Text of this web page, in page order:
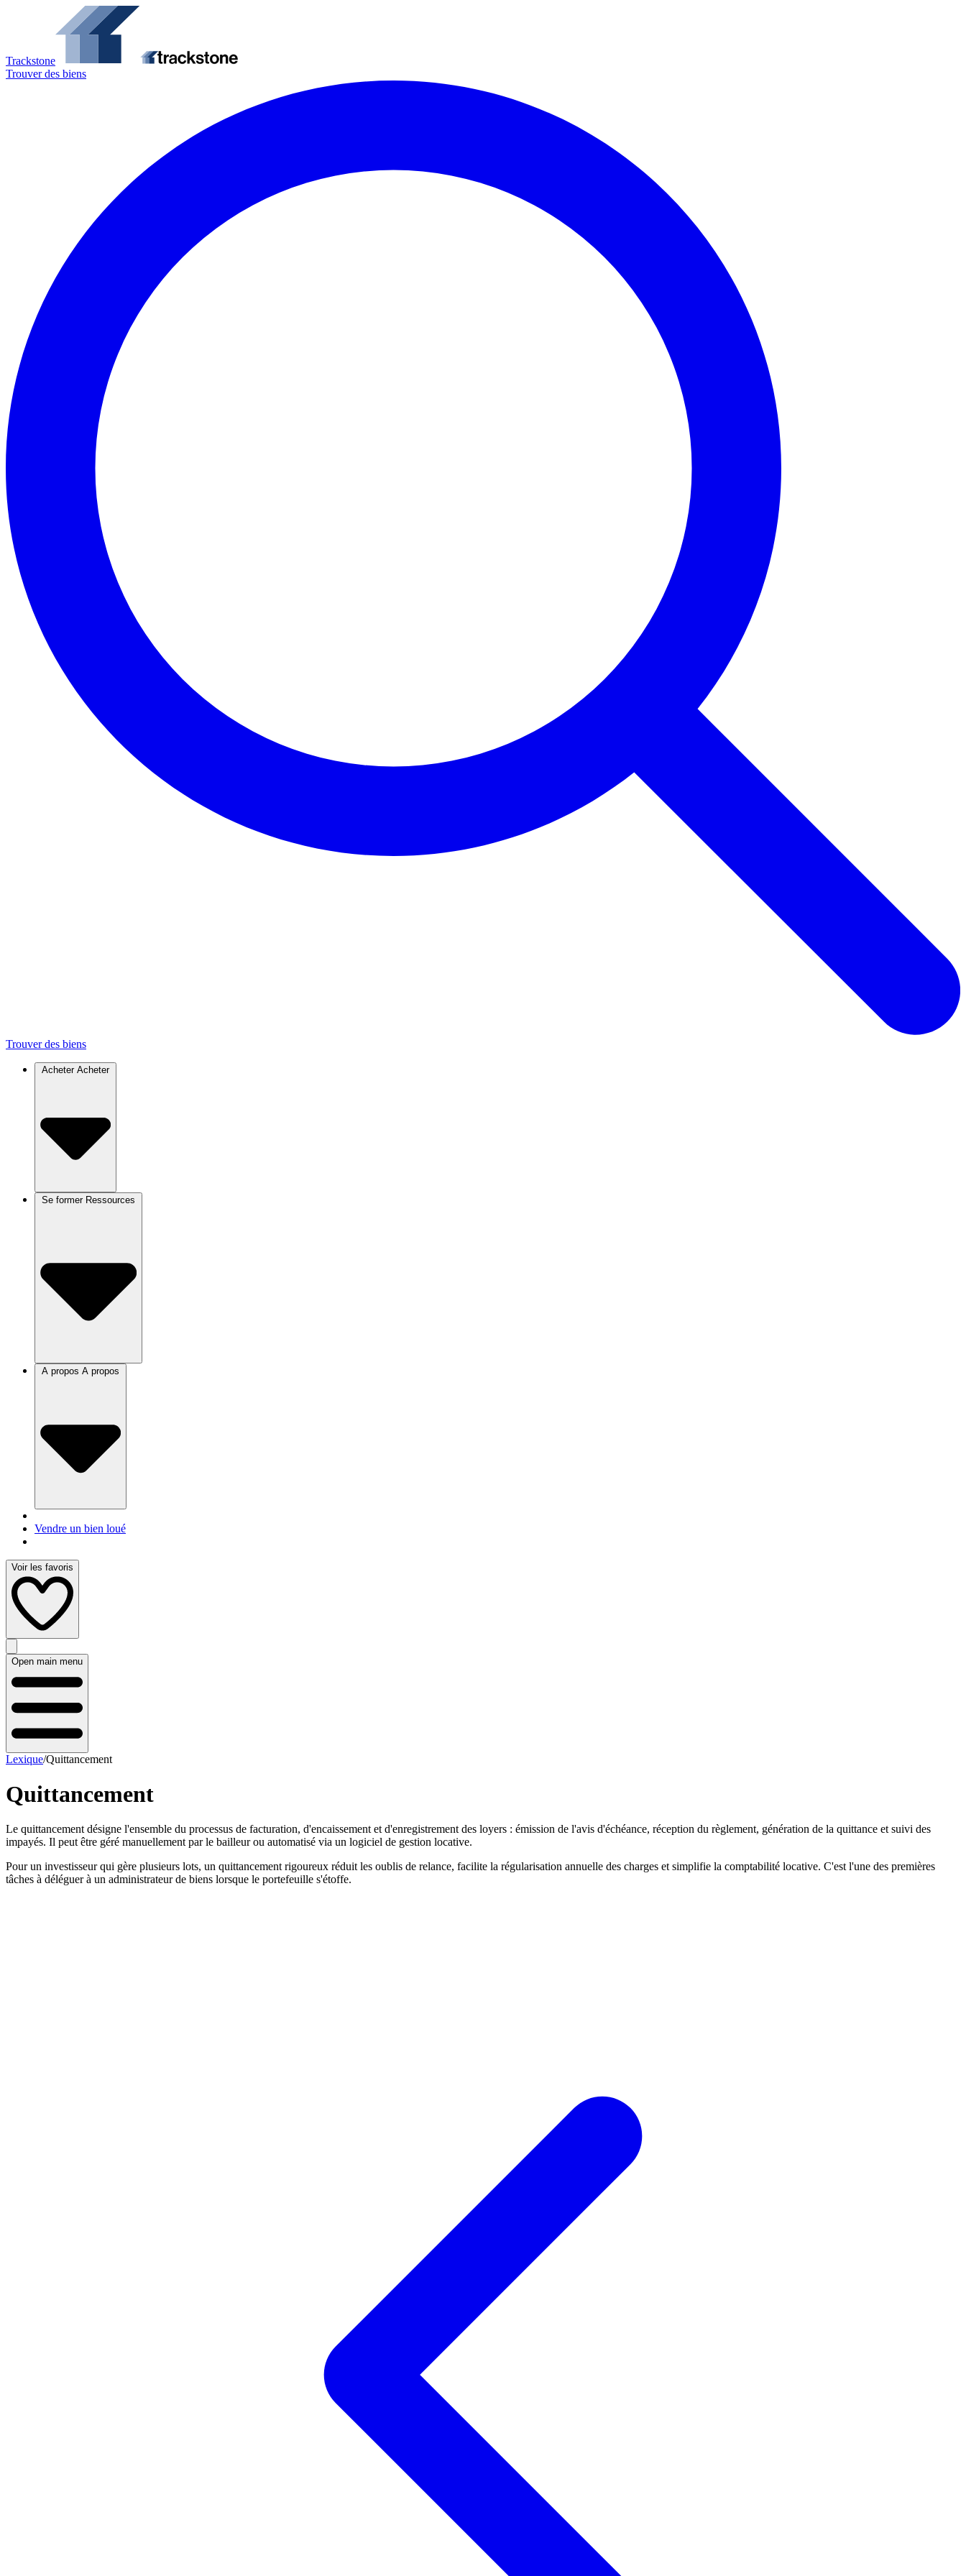
Trackstone
Trouver des biens
Trouver des biens
Acheter Acheter
Se former
A propos
Vendre un bien loué
Voir les favoris
Open main menu
Lexique/Quittancement
Quittancement
Le quittancement désigne l'ensemble du processus de facturation, d'encaissement et d'enregistrement des loyers : émission de l'avis d'échéance, réception du règlement, génération de la quittance et suivi des
impayés. Il peut être géré manuellement par le bailleur ou automatisé via un logiciel de gestion locative.
Pour un investisseur qui gère plusieurs lots, un quittancement rigoureux réduit les oublis de relance, facilite la régularisation annuelle des charges et simplifie la comptabilité locative. C'est l'une des premières
tâches à déléguer à un administrateur de biens lorsque le portefeuille s'étoffe.